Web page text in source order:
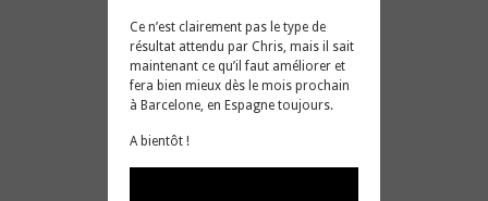
Ce n’est clairement pas le type de
résultat attendu par Chris, mais il sait
maintenant ce qu’il faut améliorer et
fera bien mieux dès le mois prochain
à Barcelone, en Espagne toujours.
A bientôt !